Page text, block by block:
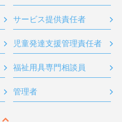
サービス提供責任者
児童発達支援管理責任者
福祉用具専門相談員
管理者